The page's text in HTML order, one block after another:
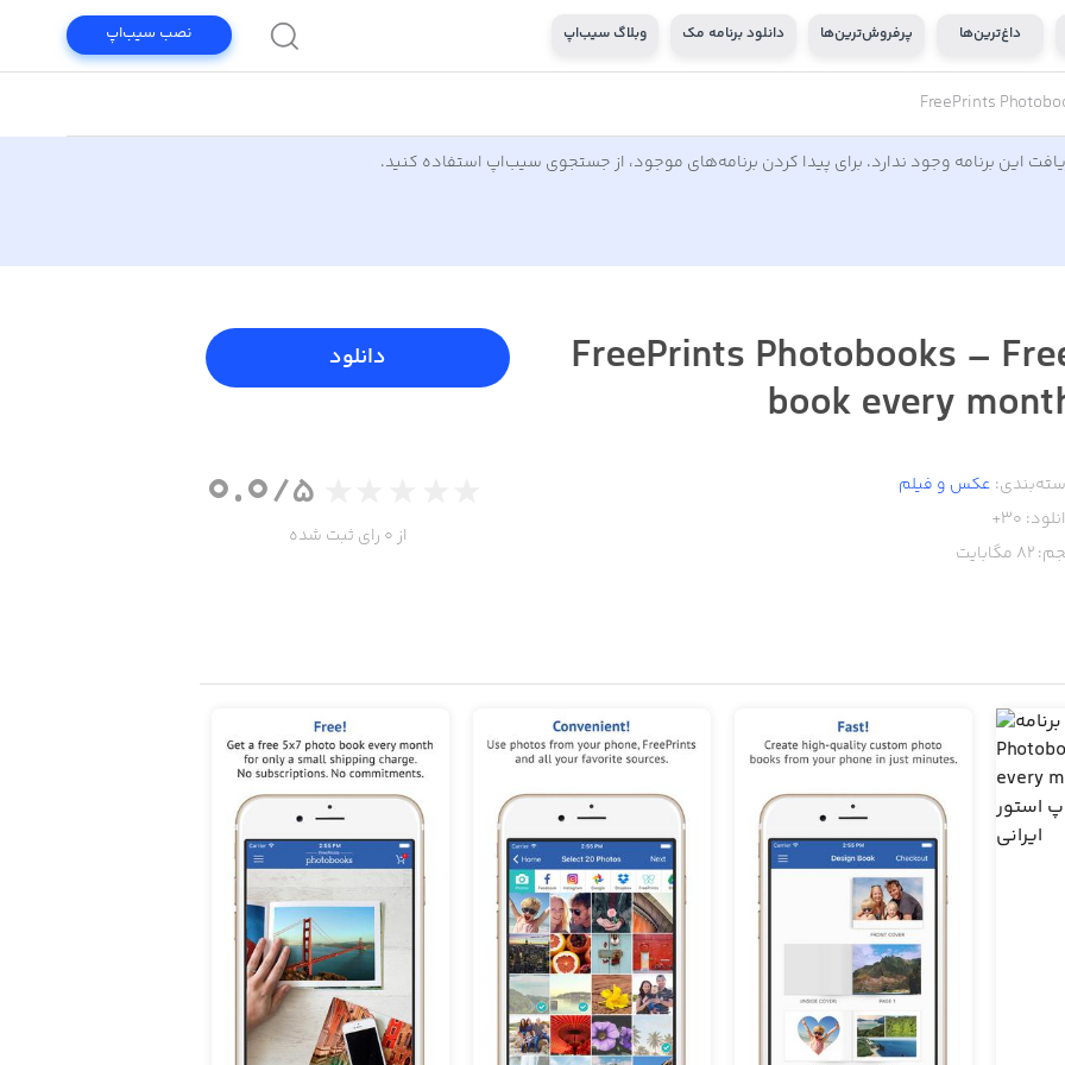
داغ‌ترین‌ها پرفروش‌ترین‌ها دانلود برنامه مک وبلاگ سیب‌اپ نصب سیب‌اپ
FreePrints
این برنامه وجود ندارد. برای پیدا کردن برنامه‌های موجود، از جستجوی سیب‌اپ استفاده کنید.
FreePrints Photobooks –
book every
عکس و فیلم
30+
82 مگابایت
دانلود
0.0/5
از 0 رای ثبت شده